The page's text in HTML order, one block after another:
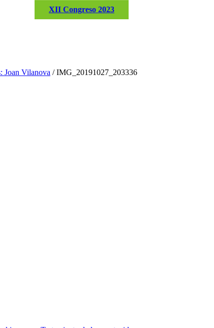
XII Congreso 2023
Joan Vilanova / IMG_20191027_203336